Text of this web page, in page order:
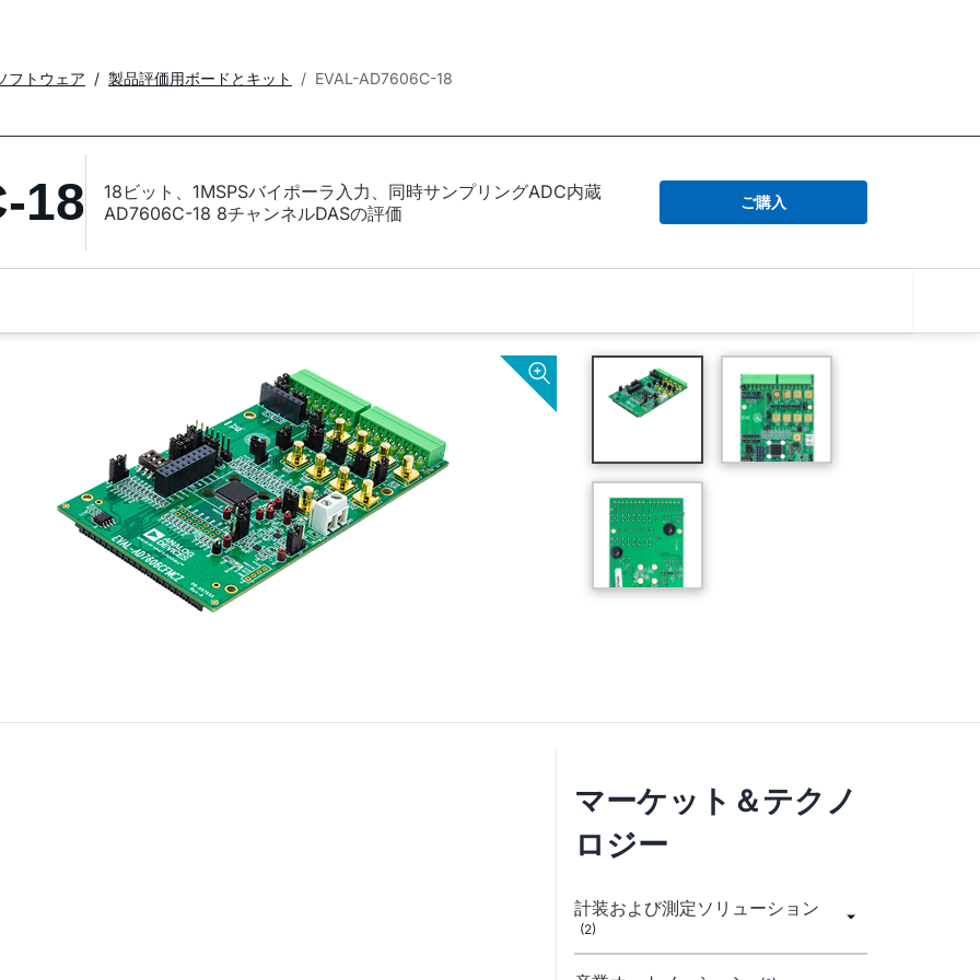
フトウェア 製品評価用ボードとキット EVAL-AD7606C-18
18
18ビット、1MSPSバイポーラ入力、同時サンプリングADC内蔵
AD7606C-18 8チャンネルDASの評価
ご購入
マーケット＆テクノ
ロジー
計装および測定ソリューション
(2)